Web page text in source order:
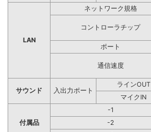
LAN
ネットワーク規格
コントローラチップ
ポート
通信速度
サウンド 入出力ポート
ラインOUT
マイクIN
付属品
-1
-2